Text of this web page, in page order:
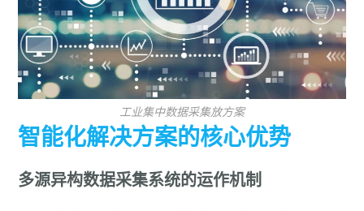
工业集中数据采集放方案
智能化解决方案的核心优势
多源异构数据采集系统的运作机制